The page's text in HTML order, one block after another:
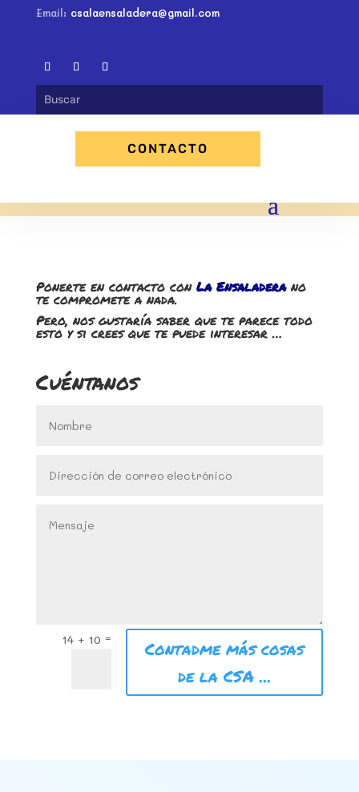
Email: csalaensaladera@gmail.com
CONTACTO
Ponerte en contacto con La Ensaladerano
te compromete a nada.
Pero, nos gustaría saber que te parece todo
esto y si crees que te puede interesar …
Cuéntanos
14 + 10 =
Contadme más cosas
de la CSA ...